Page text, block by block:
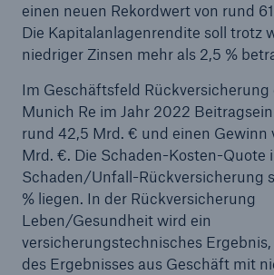
einen neuen Rekordwert von rund
Die Kapitalanlagenrendite soll trotz
niedriger Zinsen mehr als 2,5 %
Im Geschäftsfeld
Munich Re im Jahr 2022
rund 42,5 Mrd. € und einen Gewinn
Mrd. €. Die Schaden-Kosten-Quote
Schaden/Unfall-Rückversicherung
% liegen. In der Rückversicherung
Leben/Gesundheit wird ein
versicherungstechnisches
des Ergebnisses aus Geschäft mit